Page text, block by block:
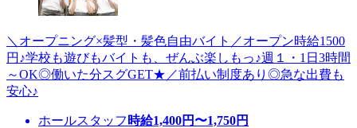
＼オープニング×髪型・髪色自由バイト／オープン時給1500
円♪学校も遊びもバイトも、ぜんぶ楽しもっ♪週１・1日3時間
～OK◎働いた分スグGET★／前払い制度あり◎急な出費も
安心♪
ホールスタッフ 時給1,400円〜1,750円